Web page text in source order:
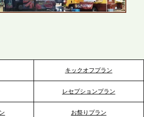
ご案内｜ケータリングのセカンド
キックオフプラン
レセプションプラン
お祭りプラン